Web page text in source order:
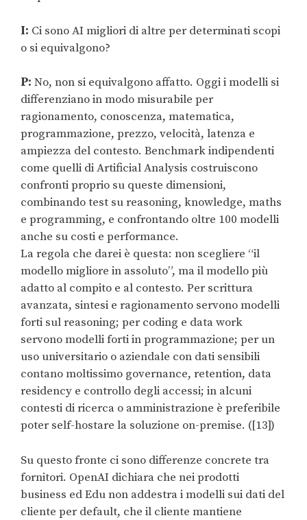
I: Ci sono AI migliori di altre per determinati scopi
o si equivalgono?
P: No, non si equivalgono affatto. Oggi i modelli si
differenziano in modo misurabile per
ragionamento, conoscenza, matematica,
programmazione, prezzo, velocità, latenza e
ampiezza del contesto. Benchmark indipendenti
come quelli di Artificial Analysis costruiscono
confronti proprio su queste dimensioni,
combinando test su reasoning, knowledge, maths
e programming, e confrontando oltre 100 modelli
anche su costi e performance.
La regola che darei è questa: non scegliere “il
modello migliore in assoluto”, ma il modello più
adatto al compito e al contesto. Per scrittura
avanzata, sintesi e ragionamento servono modelli
forti sul reasoning; per coding e data work
servono modelli forti in programmazione; per un
uso universitario o aziendale con dati sensibili
contano moltissimo governance, retention, data
residency e controllo degli accessi; in alcuni
contesti di ricerca o amministrazione è preferibile
poter self-hostare la soluzione on-premise. ([13])
Su questo fronte ci sono differenze concrete tra
fornitori. OpenAI dichiara che nei prodotti
business ed Edu non addestra i modelli sui dati del
cliente per default, che il cliente mantiene